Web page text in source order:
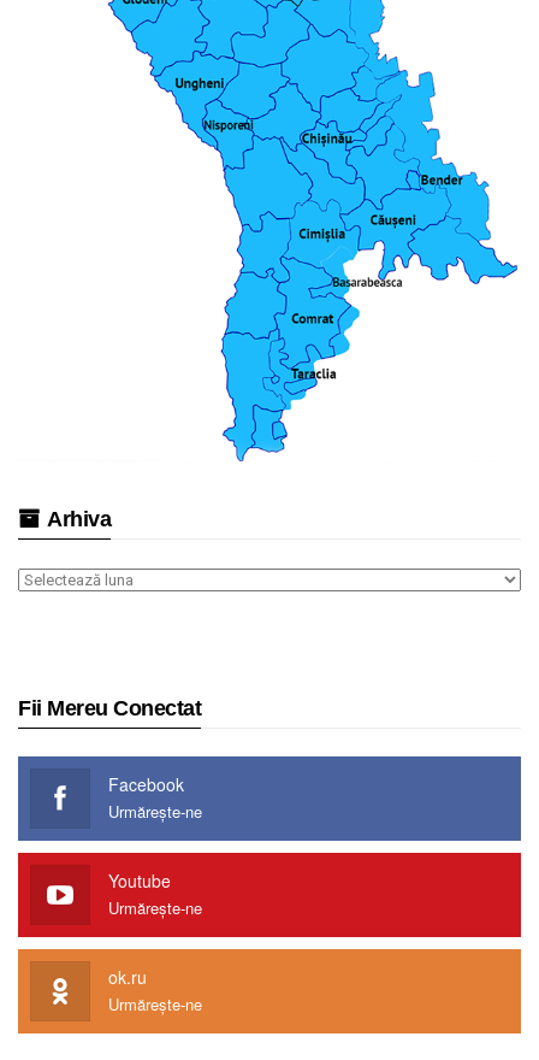
Arhiva
Arhiva
Fii Mereu Conectat
Facebook
Urmărește-ne
Youtube
Urmărește-ne
ok.ru
Urmărește-ne